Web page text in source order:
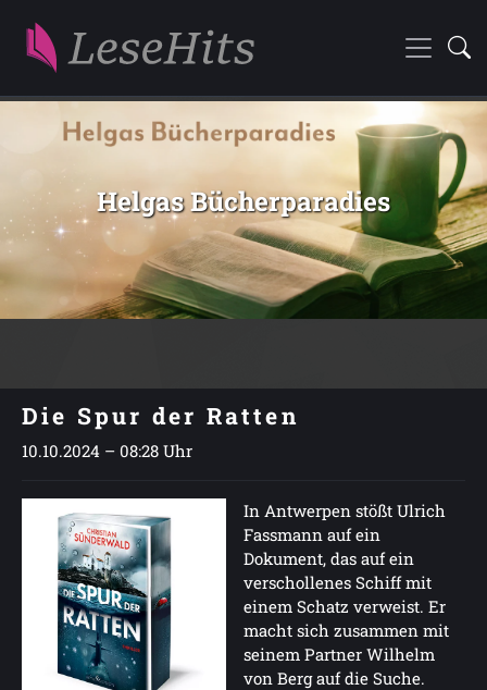
Helgas Bücherparadies
Die Spur der Ratten
10.10.2024 – 08:28 Uhr
In Antwerpen stößt Ulrich
Fassmann auf ein
Dokument, das auf ein
verschollenes Schiff mit
einem Schatz verweist. Er
macht sich zusammen mit
seinem Partner Wilhelm
von Berg auf die Suche.